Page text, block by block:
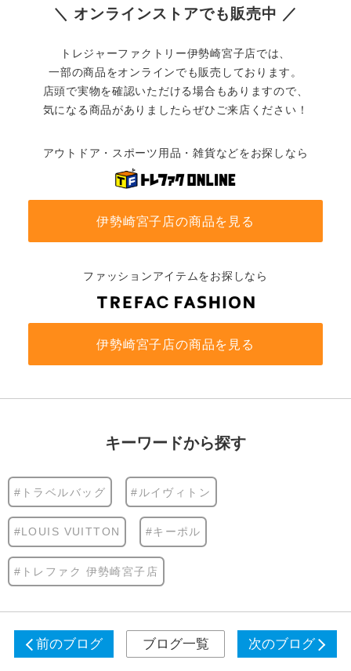
＼ オンラインストアでも販売中 ／
トレジャーファクトリー伊勢崎宮子店では、
一部の商品をオンラインでも販売しております。
店頭で実物を確認いただける場合もありますので、
気になる商品がありましたらぜひご来店ください！
アウトドア・スポーツ用品・雑貨などをお探しなら
伊勢崎宮子店の商品を見る
ファッションアイテムをお探しなら
伊勢崎宮子店の商品を見る
キーワードから探す
#トラベルバッグ #ルイヴィトン
#LOUIS VUITTON #キーポル
#トレファク 伊勢崎宮子店
前のブログ ブログ一覧 次のブログ